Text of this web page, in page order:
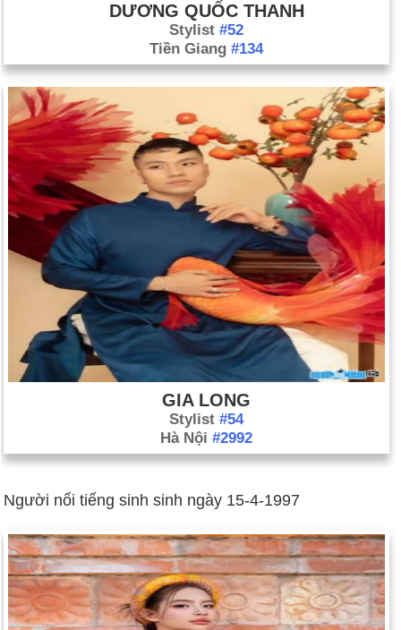
DƯƠNG QUỐC THANH
Stylist #52
Tiền Giang #134
GIA LONG
Stylist #54
Hà Nội #2992
Người nổi tiếng sinh sinh ngày 15-4-1997